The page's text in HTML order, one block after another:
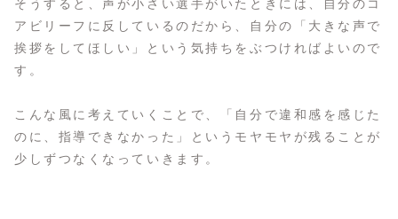
そうすると、声が小さい選手がいたときには、自分のコ
アビリーフに反しているのだから、自分の「大きな声で
挨拶をしてほしい」という気持ちをぶつければよいので
す。
こんな風に考えていくことで、「自分で違和感を感じた
のに、指導できなかった」というモヤモヤが残ることが
少しずつなくなっていきます。